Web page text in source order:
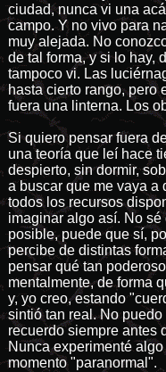
ciudad, nunca vi una
campo. Y no vivo para
muy alejada. No
de tal forma, y si lo hay,
tampoco vi. Las
hasta cierto rango, pero
fuera una linterna. Los
Si quiero pensar fuera
una teoría que leí hace
despierto, sin dormir,
a buscar que me vaya a
todos los recursos
imaginar algo así. No
posible, puede que sí,
percibe de distintas
pensar qué tan
mentalmente, de forma
y, yo creo, estando
sintió tan real. No
recuerdo siempre antes
Nunca experimenté
momento "paranormal".